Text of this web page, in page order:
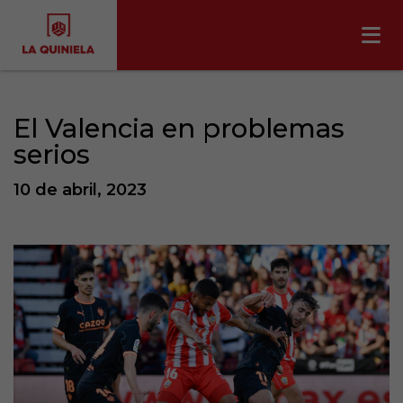
El Valencia en problemas
serios
10 de abril, 2023